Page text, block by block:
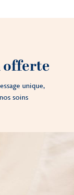
offerte
unique,
soins